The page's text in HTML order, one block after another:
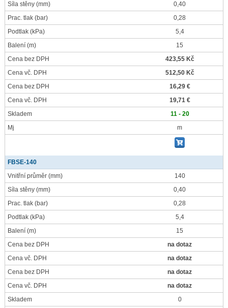
Síla stěny (mm)
0,40
Prac. tlak (bar)
0,28
Podtlak (kPa)
5,4
Balení (m)
15
Cena bez DPH
423,55 Kč
Cena vč. DPH
512,50 Kč
Cena bez DPH
16,29 €
Cena vč. DPH
19,71 €
Skladem
11 - 20
Mj
m
FBSE-140
Vnitřní průměr (mm)
140
Síla stěny (mm)
0,40
Prac. tlak (bar)
0,28
Podtlak (kPa)
5,4
Balení (m)
15
Cena bez DPH
na dotaz
Cena vč. DPH
na dotaz
Cena bez DPH
na dotaz
Cena vč. DPH
na dotaz
Skladem
0